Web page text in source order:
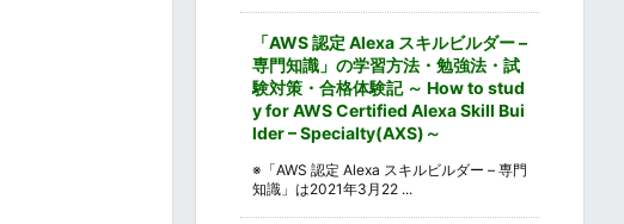
「AWS 認定 Alexa スキルビルダー –
専門知識」の学習方法・勉強法・試
験対策・合格体験記 ～ How to stud
y for AWS Certified Alexa Skill Bui
lder – Specialty(AXS)～
※「AWS 認定 Alexa スキルビルダー – 専門
知識」は2021年3月22 ...